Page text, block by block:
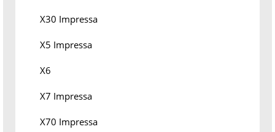
X30 Impressa
X5 Impressa
X6
X7 Impressa
X70 Impressa